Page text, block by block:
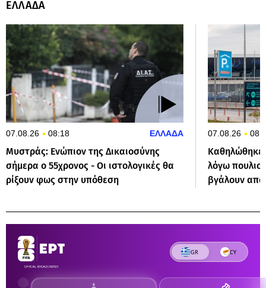
ΕΛΛΑΔΑ
07.08.26 08:18 ΕΛΛΑΔΑ
Μυστράς: Ενώπιον της Δικαιοσύνης
σήμερα ο 55χρονος - Οι ιστολογικές θα
ρίξουν φως στην υπόθεση
07.08.26
Καθηλώθηκε
λόγω
βγάλουν από